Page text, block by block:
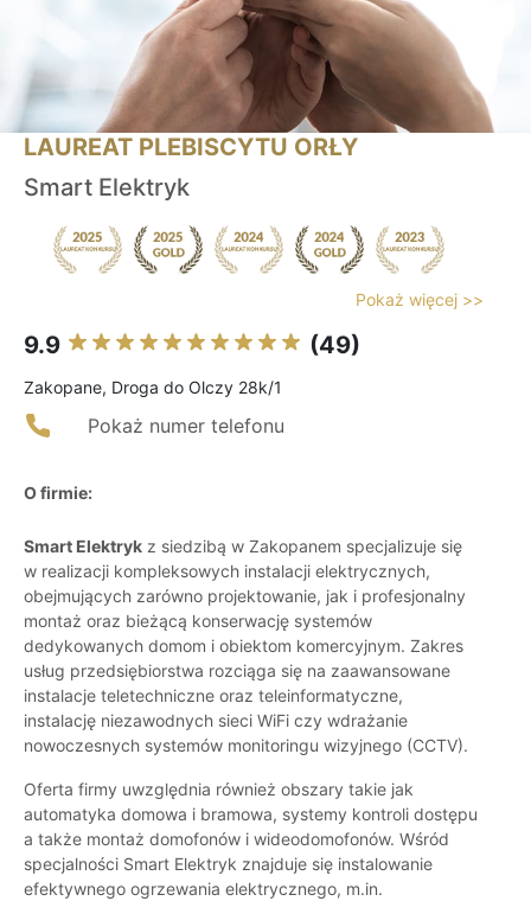
LAUREAT PLEBISCYTU ORŁY
Smart Elektryk
Pokaż więcej >>
9.9 (49)
Zakopane, Droga do Olczy 28k/1
Pokaż numer telefonu
O firmie:
Smart Elektryk z siedzibą w Zakopanem specjalizuje się
w realizacji kompleksowych instalacji elektrycznych,
obejmujących zarówno projektowanie, jak i profesjonalny
montaż oraz bieżącą konserwację systemów
dedykowanych domom i obiektom komercyjnym. Zakres
usług przedsiębiorstwa rozciąga się na zaawansowane
instalacje teletechniczne oraz teleinformatyczne,
instalację niezawodnych sieci WiFi czy wdrażanie
nowoczesnych systemów monitoringu wizyjnego (CCTV).
Oferta firmy uwzględnia również obszary takie jak
automatyka domowa i bramowa, systemy kontroli dostępu
a także montaż domofonów i wideodomofonów. Wśród
specjalności Smart Elektryk znajduje się instalowanie
efektywnego ogrzewania elektrycznego, m.in.